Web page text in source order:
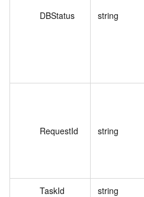
DBStatus string
RequestId string
TaskId string